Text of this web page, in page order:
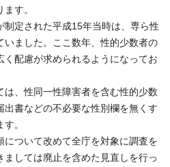
す。
制定された平成15年当時は、専ら性
いました。ここ数年、性的少数者の
配慮が求められるようになってお
は、性同一性障害者を含む性的少数
書などの不必要な性別欄を無くす
。
について改めて全庁を対象に調査を
しては廃止を含めた見直しを行っ